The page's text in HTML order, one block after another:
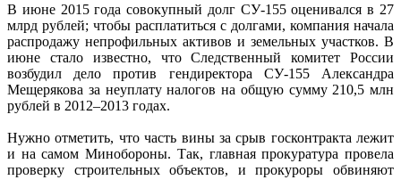
В июне 2015 года совокупный долг СУ-155 оценивался в 27
млрд рублей; чтобы расплатиться с долгами, компания начала
распродажу непрофильных активов и земельных участков. В
июне стало известно, что Следственный комитет России
возбудил дело против гендиректора СУ-155 Александра
Мещерякова за неуплату налогов на общую сумму 210,5 млн
рублей в 2012–2013 годах.
Нужно отметить, что часть вины за срыв госконтракта лежит
и на самом Минобороны. Так, главная прокуратура провела
проверку строительных объектов, и прокуроры обвиняют